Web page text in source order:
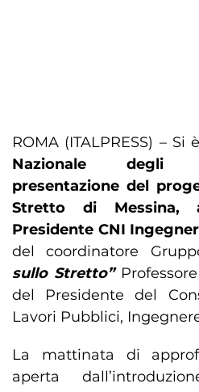
ROMA (ITALPRESS) – Si
Nazionale degli
presentazione del
Stretto di Messina,
Presidente CNI
del coordinatore
sullo Stretto”
del Presidente del
Lavori Pubblici,
La mattinata di
aperta